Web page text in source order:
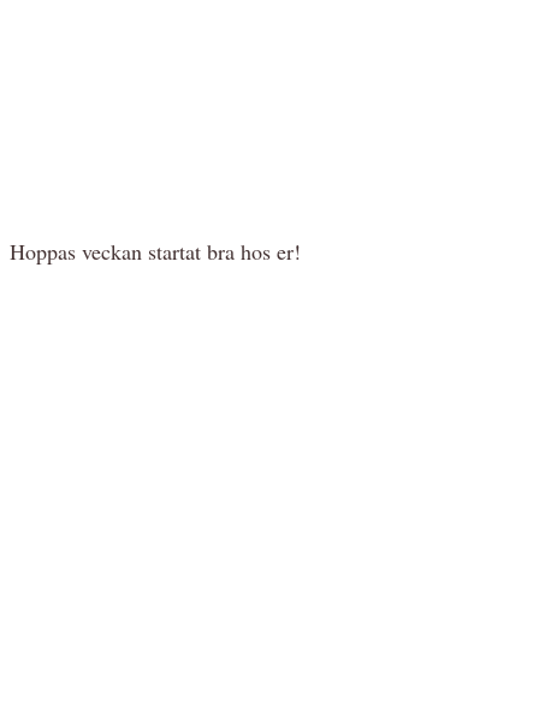
Hoppas veckan startat bra hos er!